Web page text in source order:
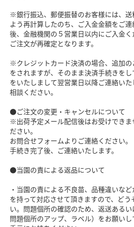
※銀行振込、郵便振替のお客様には、
よう再計算したのち、ご入金金額をご
後、金融機関の５営業日以内にご入金く
ご注文が再確定となります。
※クレジットカード決済の場合、追加
をされますが、そのまま決済手続きを
をいたしまして翌営業日以降ご連絡い
相談ください。
●ご注文の変更・キャンセルについて
※出荷予定メール配信後はお受けできま
ださい。
お問合せフォームよりご連絡ください。
手続き完了後、ご連絡いたします。
●当園の責による返品について
・当園の責による不良苗、品種違いな
を持って対応させて頂きますので、ど
い。問題個所の確認のため、返送あるい
問題個所のアップ、ラベル）をお願い